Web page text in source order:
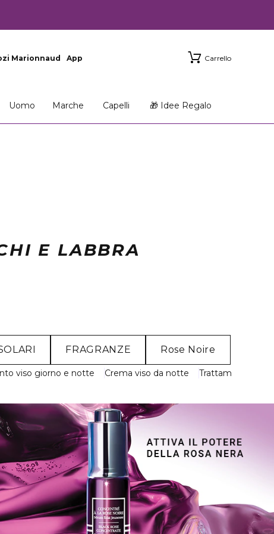
Marionnaud App Carrello
Uomo Marche Capelli 🎁 Idee Regalo
E LABBRA
FRAGRANZE Rose Noire
viso giorno e notte Crema viso da notte Trattamento